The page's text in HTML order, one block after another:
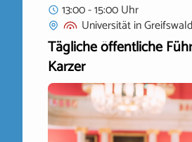
13:00 - 15:00 Uhr
UniversitätinGreifswald
Tägliche öffentliche
Karzer